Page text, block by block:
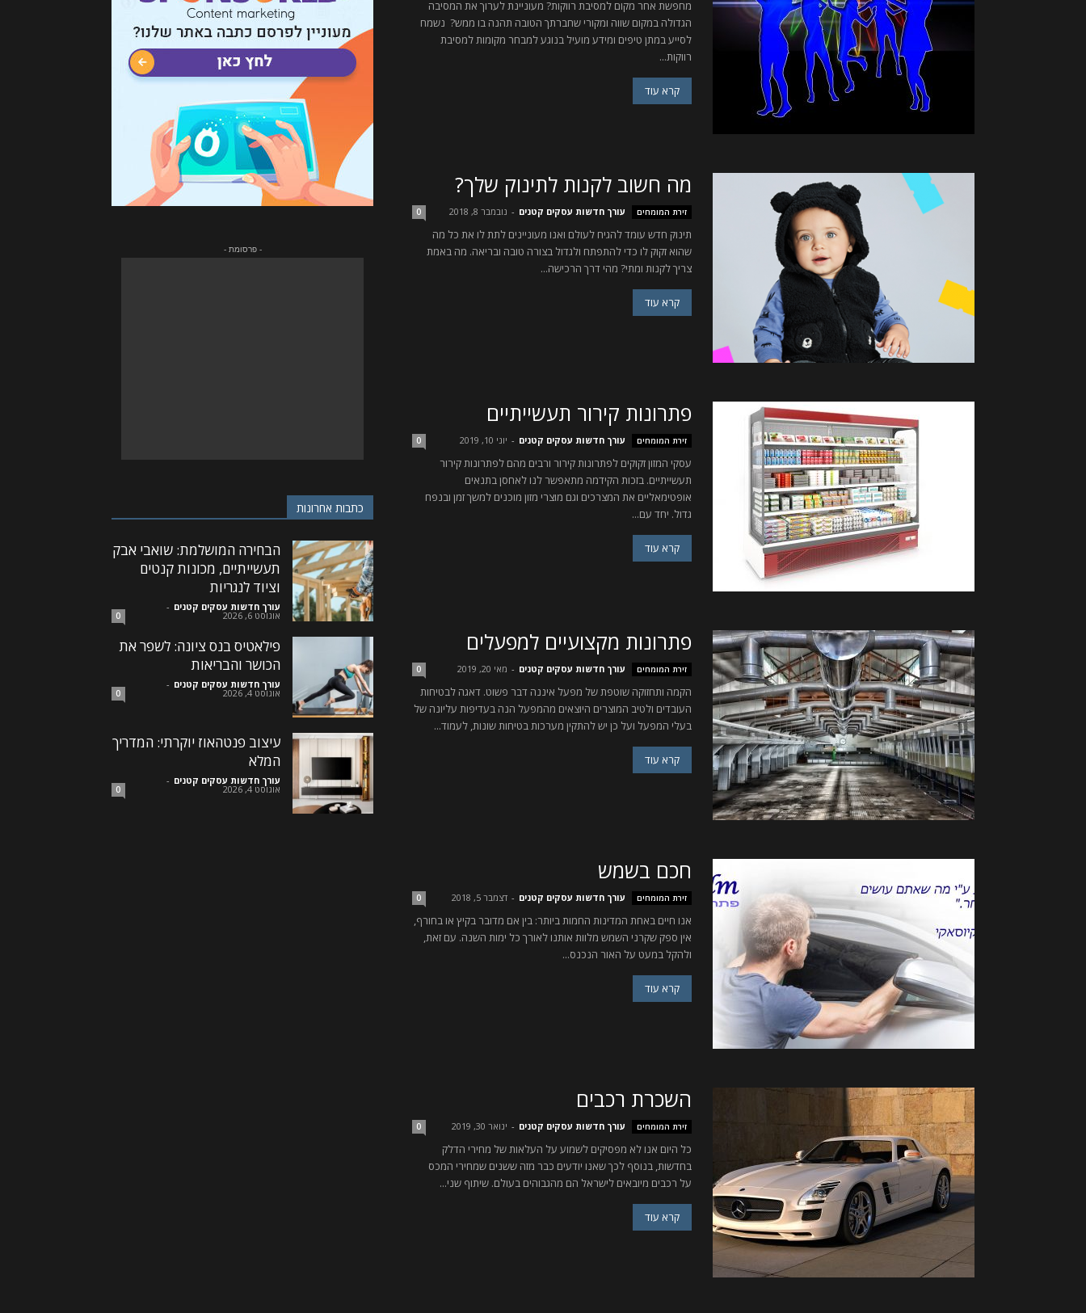
מחפשת אחר מקום למסיבת רווקות? מעוניינת לערוך את המסיבה
הגדולה במקום שווה ומקורי שחברתך הטובה תהנה בו ממש? נשמח
לסייע במתן טיפים ומידע מועיל בנוגע למבחר מקומות למסיבת
רווקות...
קרא עוד
מה חשוב לקנות לתינוק שלך?
זירת המומחים עורך חדשות עסקים קטנים - נובמבר 8, 2018 0
תינוק חדש עומד להגיח לעולם ואנו מעוניינים לתת לו את כל מה
שהוא זקוק לו כדי להתפתח ולגדול בצורה טובה ובריאה. מה באמת
צריך לקנות ומתי? מהי דרך הרכישה...
קרא עוד
פתרונות קירור תעשייתיים
זירת המומחים עורך חדשות עסקים קטנים - יוני 10, 2019 0
עסקי המזון זקוקים לפתרונות קירור ורבים מהם לפתרונות קירור
תעשייתיים. בזכות הקידמה מתאפשר לנו לאחסן בתנאים
אופטימאליים את המצרכים וגם מוצרי מזון מוכנים למשך זמן ובנפח
גדול. יחד עם...
קרא עוד
פתרונות מקצועיים למפעלים
זירת המומחים עורך חדשות עסקים קטנים - מאי 20, 2019 0
הקמה ותחזוקה שוטפת של מפעל איננה דבר פשוט. דאגה לבטיחות
העובדים ולטיב המוצרים היוצאים מהמפעל הנה בעדיפות עליונה של
בעלי המפעל ועל כן יש להתקין מערכות בטיחות שונות, לעמוד...
קרא עוד
חכם בשמש
זירת המומחים עורך חדשות עסקים קטנים - דצמבר 5, 2018 0
אנו חיים באחת המדינות החמות ביותר: בין אם מדובר בקיץ או בחורף,
אין ספק שקרני השמש מלוות אותנו לאורך כל ימות השנה. עם זאת,
ולהקל במעט על האור הנכנס...
קרא עוד
השכרת רכבים
זירת המומחים עורך חדשות עסקים קטנים - ינואר 30, 2019 0
כל היום אנו לא מפסיקים לשמוע על העלאות של מחירי הדלק
בחדשות, בנוסף לכך שאנו יודעים כבר מזה ששנים שמחירי המכס
על רכבים מיובאים לישראל הם מהגבוהים בעולם. שיתוף שני...
קרא עוד
- פרסומת -
כתבות אחרונות
הבחירה המושלמת: שואבי אבק
תעשייתיים, מכונות קנטים
וציוד לנגריות
עורך חדשות עסקים קטנים -
אוגוסט 6, 2026 0
פילאטיס בנס ציונה: לשפר את
הכושר והבריאות
עורך חדשות עסקים קטנים -
אוגוסט 4, 2026 0
עיצוב פנטהאוז יוקרתי: המדריך
המלא
עורך חדשות עסקים קטנים -
אוגוסט 4, 2026 0